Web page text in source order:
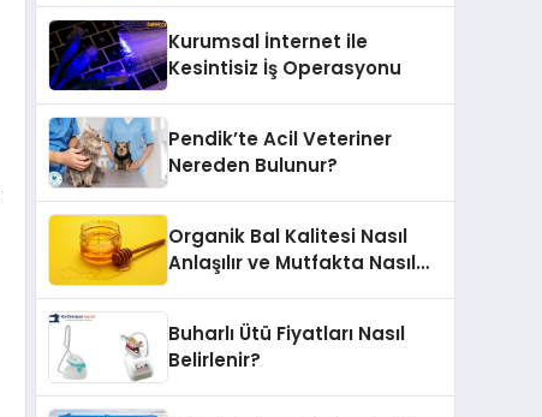
Kurumsal İnternet ile
Kesintisiz İş Operasyonu
Pendik’te Acil Veteriner
Nereden Bulunur?
Organik Bal Kalitesi Nasıl
Anlaşılır ve Mutfakta Nasıl
Buharlı Ütü Fiyatları Nasıl
Belirlenir?